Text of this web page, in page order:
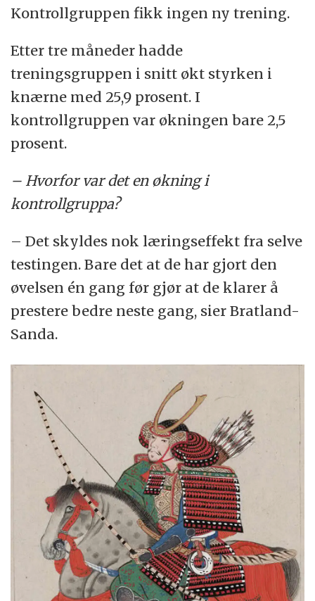
Kontrollgruppen fikk ingen ny trening.
Etter tre måneder hadde
treningsgruppen i snitt økt styrken i
knærne med 25,9 prosent. I
kontrollgruppen var økningen bare 2,5
prosent.
– Hvorfor var det en økning i
kontrollgruppa?
– Det skyldes nok læringseffekt fra selve
testingen. Bare det at de har gjort den
øvelsen én gang før gjør at de klarer å
prestere bedre neste gang, sier Bratland-
Sanda.